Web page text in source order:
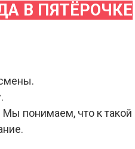
В ПЯТЁРОЧКЕ
понимаем, что к